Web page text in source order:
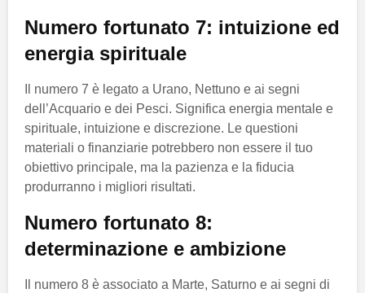
Numero fortunato 7: intuizione ed
energia spirituale
Il numero 7 è legato a Urano, Nettuno e ai segni
dell’Acquario e dei Pesci. Significa energia mentale e
spirituale, intuizione e discrezione. Le questioni
materiali o finanziarie potrebbero non essere il tuo
obiettivo principale, ma la pazienza e la fiducia
produrranno i migliori risultati.
Numero fortunato 8:
determinazione e ambizione
Il numero 8 è associato a Marte, Saturno e ai segni di